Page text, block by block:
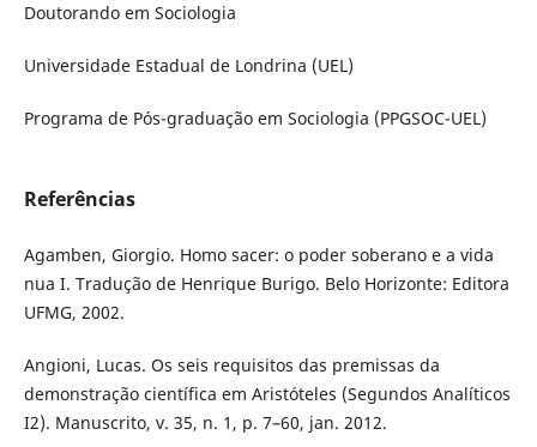
Doutorando em Sociologia
Universidade Estadual de Londrina (UEL)
Programa de Pós-graduação em Sociologia (PPGSOC-UEL)
Referências
Agamben, Giorgio. Homo sacer: o poder soberano e a vida
nua I. Tradução de Henrique Burigo. Belo Horizonte: Editora
UFMG, 2002.
Angioni, Lucas. Os seis requisitos das premissas da
demonstração científica em Aristóteles (Segundos Analíticos
I2). Manuscrito, v. 35, n. 1, p. 7–60, jan. 2012.